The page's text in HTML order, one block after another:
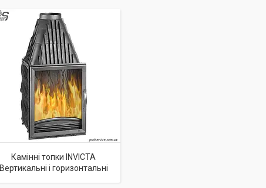
Камінні топки INVICTA
Вертикальні і горизонтальні